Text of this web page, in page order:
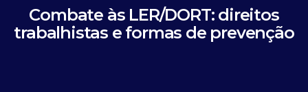
Combate às LER/DORT: direitos
trabalhistas e formas de prevenção